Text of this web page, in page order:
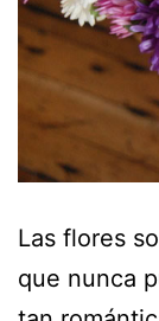
Las flores
que nunca